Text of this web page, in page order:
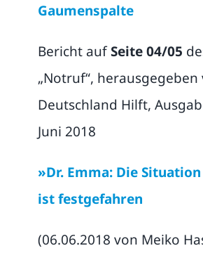
Gaumenspalte
Bericht aufSeite 04/05
„Notruf“,
Deutschland Hilft,
Juni 2018
»Dr. Emma: Die
ist festgefahren
(06.06.2018 von Meiko